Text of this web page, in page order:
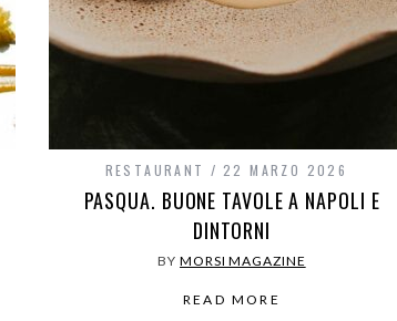
RESTAURANT 22 MARZO 2026
PASQUA. BUONE TAVOLE A NAPOLI E
DINTORNI
BYMORSI MAGAZINE
READ MORE